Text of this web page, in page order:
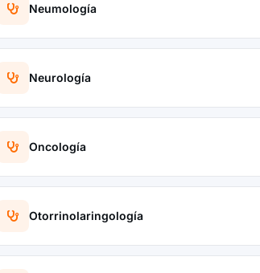
Neumología
Neurología
Oncología
Otorrinolaringología